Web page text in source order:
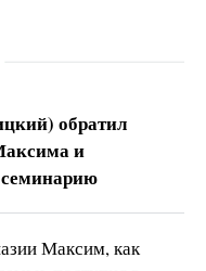
обратил
и
Максим, как